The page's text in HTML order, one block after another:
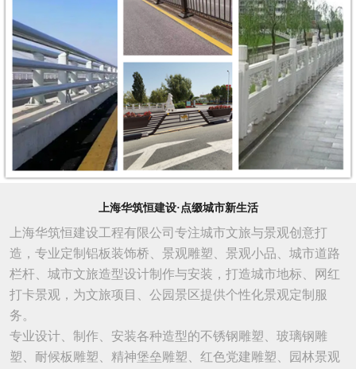
上海华筑恒建设·点缀城市新生活
上海华筑恒建设工程有限公司专注城市文旅与景观创意打
造，专业定制铝板装饰桥、景观雕塑、景观小品、城市道路
栏杆、城市文旅造型设计制作与安装，打造城市地标、网红
打卡景观，为文旅项目、公园景区提供个性化景观定制服
务。
专业设计、制作、安装各种造型的不锈钢雕塑、玻璃钢雕
塑、耐候板雕塑、精神堡垒雕塑、红色党建雕塑、园林景观